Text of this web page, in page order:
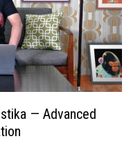
— Advanced